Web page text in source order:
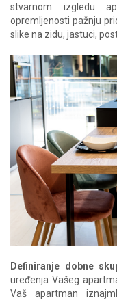
stvarnom izgledu
opremljenosti pažnju
slike na zidu, jastuci,
Definiranje dobne
uređenja Vašeg
Vaš apartman